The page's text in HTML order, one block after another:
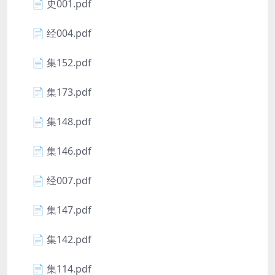
📄 史001.pdf
📄 经004.pdf
📄 集152.pdf
📄 集173.pdf
📄 集148.pdf
📄 集146.pdf
📄 经007.pdf
📄 集147.pdf
📄 集142.pdf
📄 集114.pdf